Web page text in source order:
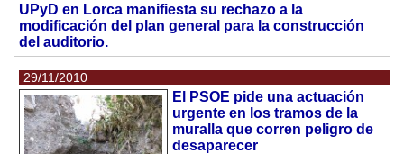
UPyD en Lorca manifiesta su rechazo a la
modificación del plan general para la construcción
del auditorio.
29/11/2010
El PSOE pide una actuación
urgente en los tramos de la
muralla que corren peligro de
desaparecer